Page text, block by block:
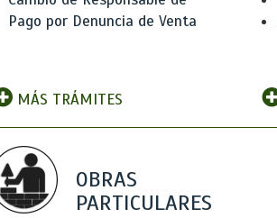
Pago por Denuncia de Venta
MÁS TRÁMITES
OBRAS
PARTICULARES